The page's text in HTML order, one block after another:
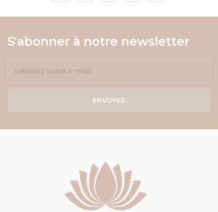
S'abonner à notre newsletter
ENVOYER